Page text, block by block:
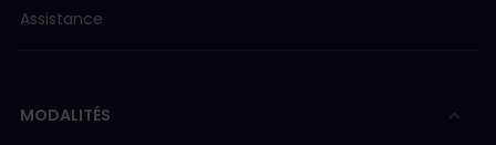
Assistance
MODALITÉS